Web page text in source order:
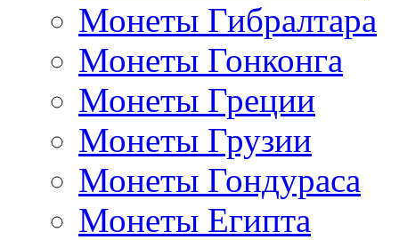
Монеты Гибралтара
Монеты Гонконга
Монеты Греции
Монеты Грузии
Монеты Гондураса
Монеты Египта